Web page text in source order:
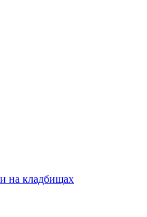
на кладбищах